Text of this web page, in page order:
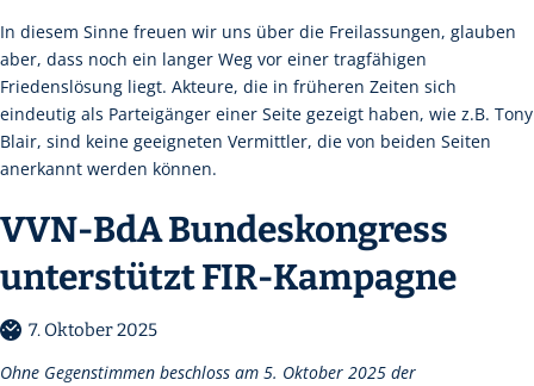
In diesem Sinne freuen wir uns über die Freilassungen, glauben
aber, dass noch ein langer Weg vor einer tragfähigen
Friedenslösung liegt. Akteure, die in früheren Zeiten sich
eindeutig als Parteigänger einer Seite gezeigt haben, wie z.B. Tony
Blair, sind keine geeigneten Vermittler, die von beiden Seiten
anerkannt werden können.
VVN-BdA Bundeskongress
unterstützt FIR-Kampagne
7. Oktober 2025
Ohne Gegenstimmen beschloss am 5. Oktober 2025 der